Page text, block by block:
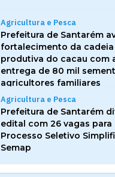
Agricultura e Pesca
Prefeitura de Santarém
fortalecimento da cadeia
produtiva do cacau com
entrega de 80 mil
agricultores familiares
Agricultura e Pesca
Prefeitura de Santarém
edital com 26 vagas para
Processo Seletivo
Semap